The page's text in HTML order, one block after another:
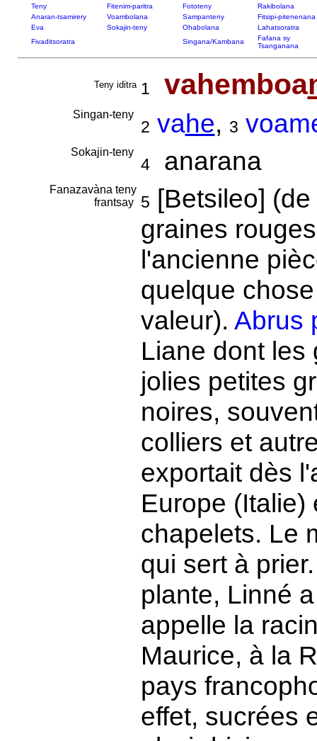
Teny Fitenim-paritra Fototeny
Rakibolana
Anaran-tsamirery
Voambolana Sampanteny
Fitsipi-pitenenana
Eva
Sokajin-teny Ohabolana
Lahatsoratra
Fivaditsoratra
Singana/Kambana
Fafana sy
Tsanganana
Teny iditra 1 vahemboa
Singan-teny
2 vahe, 3
Sokajin-teny
4anarana
Fanazavàna teny
frantsay
5 [Betsileo] (de
graines
l'ancienne
quelque
valeur). Abrus
Liane dont les
jolies petites
noires,
colliers et
exportait dès
Europe (Italie)
chapelets. Le
qui sert à
plante, Linné
appelle la
Maurice, à la
pays
effet, sucrées